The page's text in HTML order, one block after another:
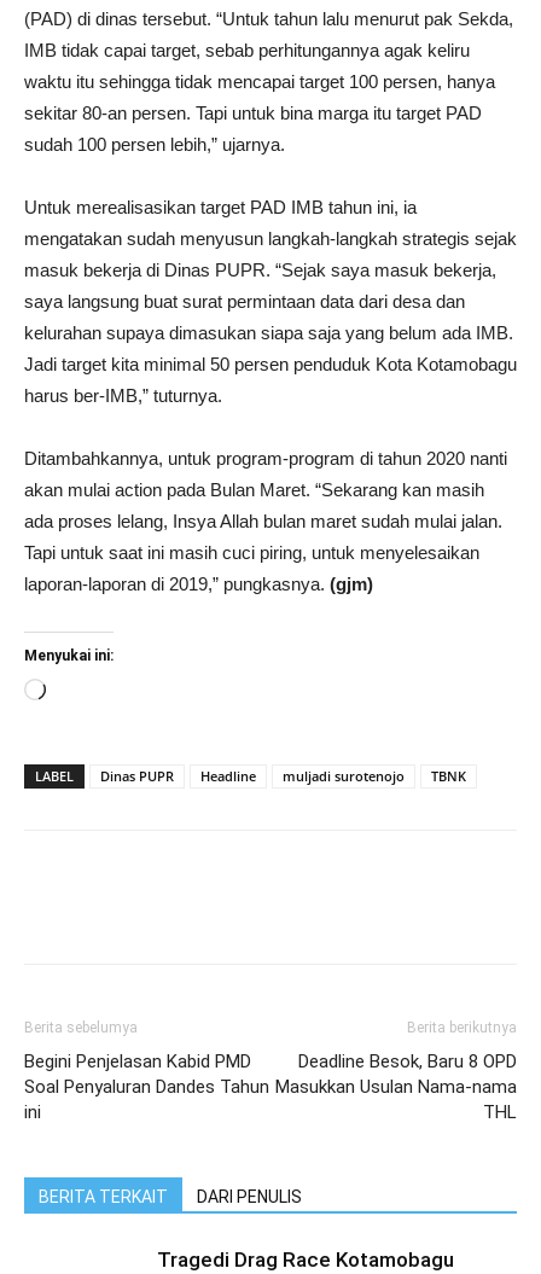
(PAD) di dinas tersebut. “Untuk tahun lalu menurut pak Sekda,
IMB tidak capai target, sebab perhitungannya agak keliru
waktu itu sehingga tidak mencapai target 100 persen, hanya
sekitar 80-an persen. Tapi untuk bina marga itu target PAD
sudah 100 persen lebih,” ujarnya.
Untuk merealisasikan target PAD IMB tahun ini, ia
mengatakan sudah menyusun langkah-langkah strategis sejak
masuk bekerja di Dinas PUPR. “Sejak saya masuk bekerja,
saya langsung buat surat permintaan data dari desa dan
kelurahan supaya dimasukan siapa saja yang belum ada IMB.
Jadi target kita minimal 50 persen penduduk Kota Kotamobagu
harus ber-IMB,” tuturnya.
Ditambahkannya, untuk program-program di tahun 2020 nanti
akan mulai action pada Bulan Maret. “Sekarang kan masih
ada proses lelang, Insya Allah bulan maret sudah mulai jalan.
Tapi untuk saat ini masih cuci piring, untuk menyelesaikan
laporan-laporan di 2019,” pungkasnya. (gjm)
Menyukai ini:
Memuat...
LABEL Dinas PUPR Headline muljadi surotenojo TBNK
Berita sebelumya
Begini Penjelasan Kabid PMD
Soal Penyaluran Dandes Tahun
ini
Berita berikutnya
Deadline Besok, Baru 8 OPD
Masukkan Usulan Nama-nama
THL
BERITA TERKAIT DARI PENULIS
Tragedi Drag Race Kotamobagu